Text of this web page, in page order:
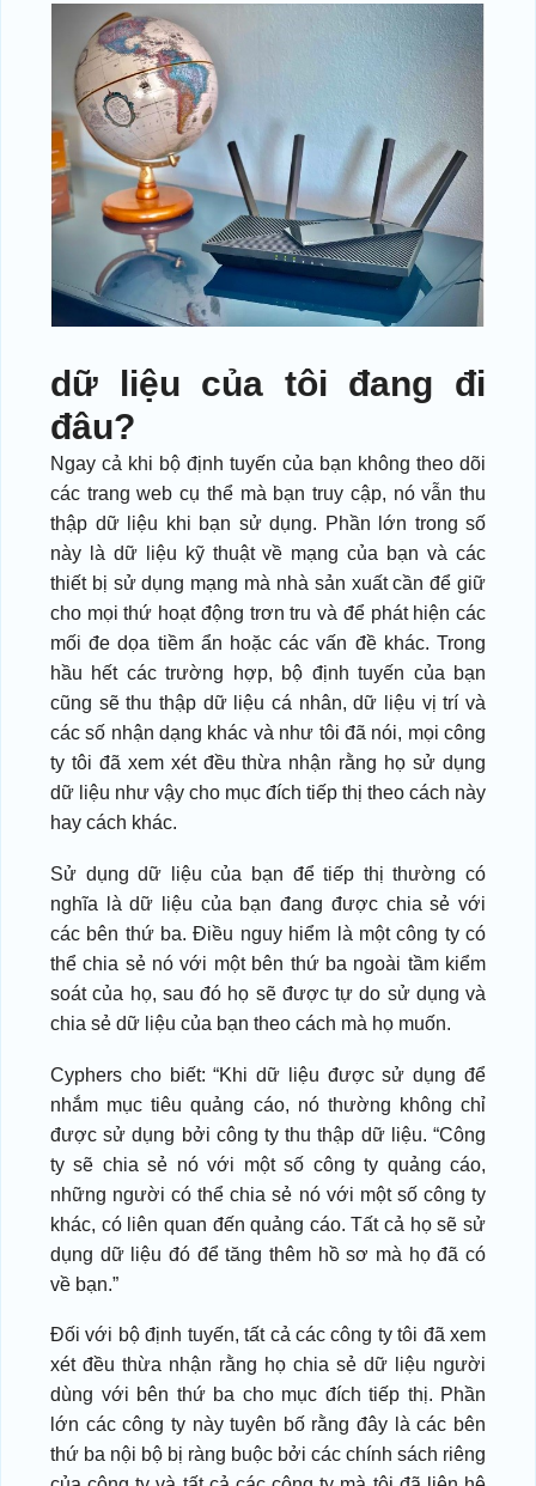
dữ liệu của tôi đang đi
đâu?
Ngay cả khi bộ định tuyến của bạn không theo dõi
các trang web cụ thể mà bạn truy cập, nó vẫn thu
thập dữ liệu khi bạn sử dụng. Phần lớn trong số
này là dữ liệu kỹ thuật về mạng của bạn và các
thiết bị sử dụng mạng mà nhà sản xuất cần để giữ
cho mọi thứ hoạt động trơn tru và để phát hiện các
mối đe dọa tiềm ẩn hoặc các vấn đề khác. Trong
hầu hết các trường hợp, bộ định tuyến của bạn
cũng sẽ thu thập dữ liệu cá nhân, dữ liệu vị trí và
các số nhận dạng khác và như tôi đã nói, mọi công
ty tôi đã xem xét đều thừa nhận rằng họ sử dụng
dữ liệu như vậy cho mục đích tiếp thị theo cách này
hay cách khác.
Sử dụng dữ liệu của bạn để tiếp thị thường có
nghĩa là dữ liệu của bạn đang được chia sẻ với
các bên thứ ba. Điều nguy hiểm là một công ty có
thể chia sẻ nó với một bên thứ ba ngoài tầm kiểm
soát của họ, sau đó họ sẽ được tự do sử dụng và
chia sẻ dữ liệu của bạn theo cách mà họ muốn.
Cyphers cho biết: “Khi dữ liệu được sử dụng để
nhắm mục tiêu quảng cáo, nó thường không chỉ
được sử dụng bởi công ty thu thập dữ liệu. “Công
ty sẽ chia sẻ nó với một số công ty quảng cáo,
những người có thể chia sẻ nó với một số công ty
khác, có liên quan đến quảng cáo. Tất cả họ sẽ sử
dụng dữ liệu đó để tăng thêm hồ sơ mà họ đã có
về bạn.”
Đối với bộ định tuyến, tất cả các công ty tôi đã xem
xét đều thừa nhận rằng họ chia sẻ dữ liệu người
dùng với bên thứ ba cho mục đích tiếp thị. Phần
lớn các công ty này tuyên bố rằng đây là các bên
thứ ba nội bộ bị ràng buộc bởi các chính sách riêng